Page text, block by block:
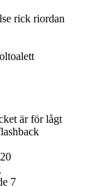
rick riordan
är för lågt
7